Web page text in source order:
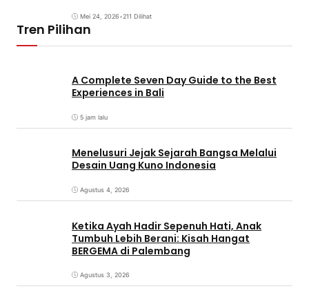
Mei 24, 2026•211 Dilihat
Tren Pilihan
A Complete Seven Day Guide to the Best
Experiences in Bali
5 jam lalu
Menelusuri Jejak Sejarah Bangsa Melalui
Desain Uang Kuno Indonesia
Agustus 4, 2026
Ketika Ayah Hadir Sepenuh Hati, Anak
Tumbuh Lebih Berani: Kisah Hangat
BERGEMA di Palembang
Agustus 3, 2026